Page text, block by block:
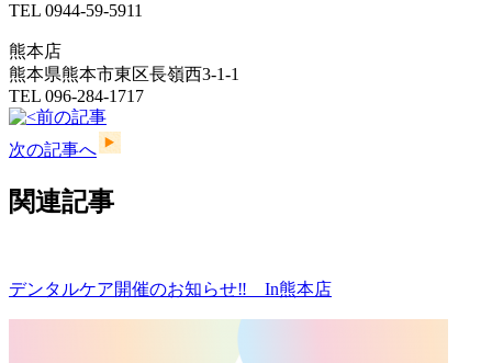
TEL 0944-59-5911
熊本店
熊本県熊本市東区長嶺西3-1-1
TEL 096-284-1717
前の記事
次の記事へ
関連記事
デンタルケア開催のお知らせ‼ In熊本店